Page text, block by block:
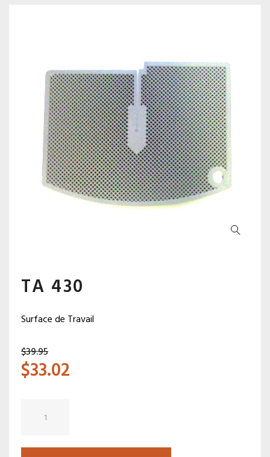
TA 430
Surface de Travail
$39.95
$33.02